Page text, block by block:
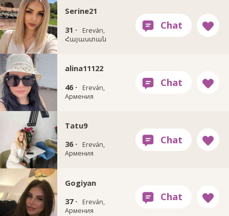
Serine21
31 ·
Ereván,
Հայաստան
alina11122
46 ·
Ereván,
Армения
Tatu9
36 ·
Ereván,
Армения
Gogiyan
37 ·
Ereván,
Армения